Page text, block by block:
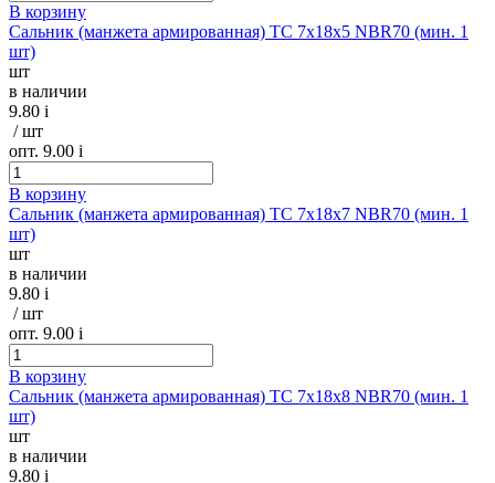
В корзину
Сальник (манжета армированная) TC 7х18х5 NBR70 (мин. 1
шт)
шт
в наличии
9.80 i
/ шт
опт. 9.00 i
В корзину
Сальник (манжета армированная) TC 7х18х7 NBR70 (мин. 1
шт)
шт
в наличии
9.80 i
/ шт
опт. 9.00 i
В корзину
Сальник (манжета армированная) TC 7х18х8 NBR70 (мин. 1
шт)
шт
в наличии
9.80 i